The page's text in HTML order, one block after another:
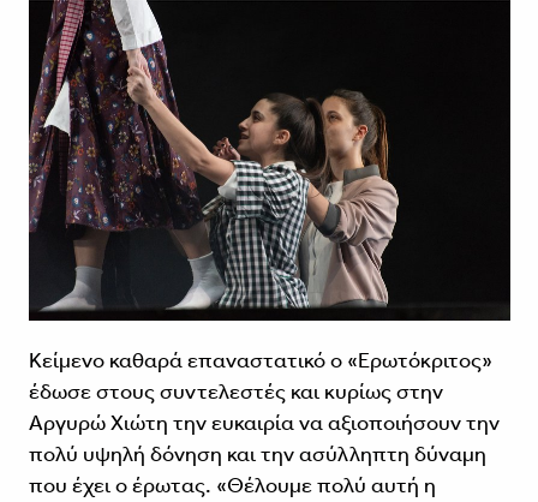
Κείμενο καθαρά επαναστατικό ο «Ερωτόκριτος»
έδωσε στους συντελεστές και κυρίως στην
Αργυρώ Χιώτη την ευκαιρία να αξιοποιήσουν την
πολύ υψηλή δόνηση και την ασύλληπτη δύναμη
που έχει ο έρωτας. «Θέλουμε πολύ αυτή η